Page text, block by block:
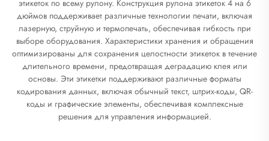
этикеток по всему рулону. Конструкция рулона этикеток 4 на 6
дюймов поддерживает различные технологии печати, включая
лазерную, струйную и термопечать, обеспечивая гибкость при
выборе оборудования. Характеристики хранения и обращения
оптимизированы для сохранения целостности этикеток в течение
длительного времени, предотвращая деградацию клея или
основы. Эти этикетки поддерживают различные форматы
кодирования данных, включая обычный текст, штрих-коды, QR-
коды и графические элементы, обеспечивая комплексные
решения для управления информацией.